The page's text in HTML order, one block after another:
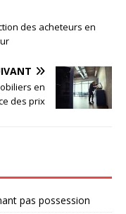
des acheteurs en
en
des prix
pas possession